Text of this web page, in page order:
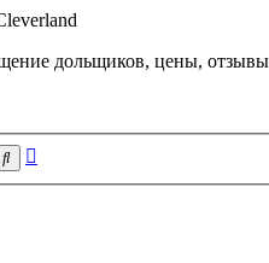
дольщиков, цены,
Поиск